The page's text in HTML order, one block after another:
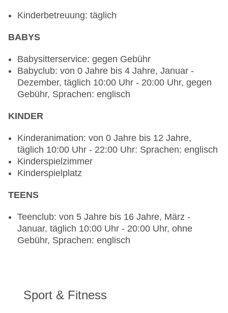
Restaurants: 3
Restaurant „Turtle Bay Bar & Grill“: Küche:
Grillgerichte, à la carte, gesetztes Menü,
23:00 Uhr, klimatisierbar, Raucherbereich
Hauptrestaurant „Sim Sim“: Küche: international,
Buffet, gegen Gebühr, täglich 07:00 Uhr - 11:00
Uhr und 18:30 Uhr - 22:30 Uhr
italienisch, à la carte, gesetztes Menü,
23:00 Uhr, Sa. 18:00 Uhr - 23:00 Uhr,
klimatisierbar, Raucherbereich
Bars & mehr: 4
Beachclub „Nasma - Beachfront Bar“: täglich
Lobbybar „Sama Lobby Lounge“: täglich 08:00
Uhr - 23:30 Uhr, gegen Gebühr
Bar „Hamilton`s Gastropub“: Mo.-Fr. 16:00 Uhr -
02:00 Uhr, Sa., So. 13:00 Uhr - 02:00 Uhr, gegen
Gebühr
Kinderbetreuung: täglich
BABYS
Babysitterservice: gegen Gebühr
Babyclub: von 0 Jahre bis 4 Jahre, Januar -
Dezember, täglich 10:00 Uhr - 20:00 Uhr, gegen
Gebühr, Sprachen: englisch
KINDER
Kinderanimation: von 0 Jahre bis 12 Jahre,
täglich 10:00 Uhr - 22:00 Uhr: Sprachen: englisch
Kinderspielzimmer
Kinderspielplatz
TEENS
Teenclub: von 5 Jahre bis 16 Jahre, März -
Januar, täglich 10:00 Uhr - 20:00 Uhr, ohne
Gebühr, Sprachen: englisch
Sport & Fitness